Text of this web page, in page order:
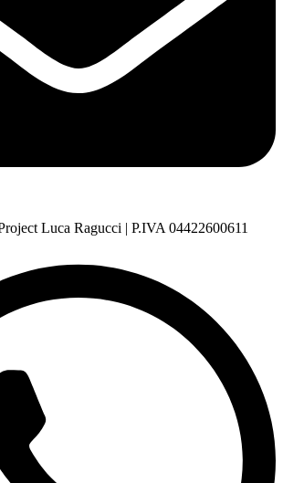
Luca Ragucci | P.IVA 04422600611